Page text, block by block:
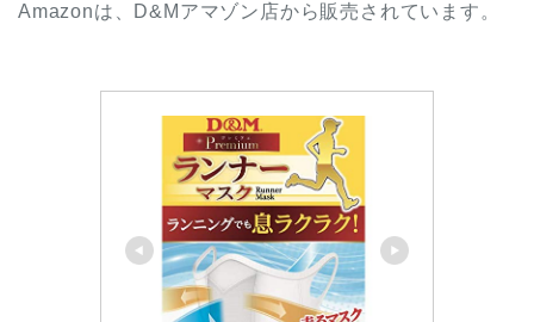
Amazonは、D&Mアマゾン店から販売されています。